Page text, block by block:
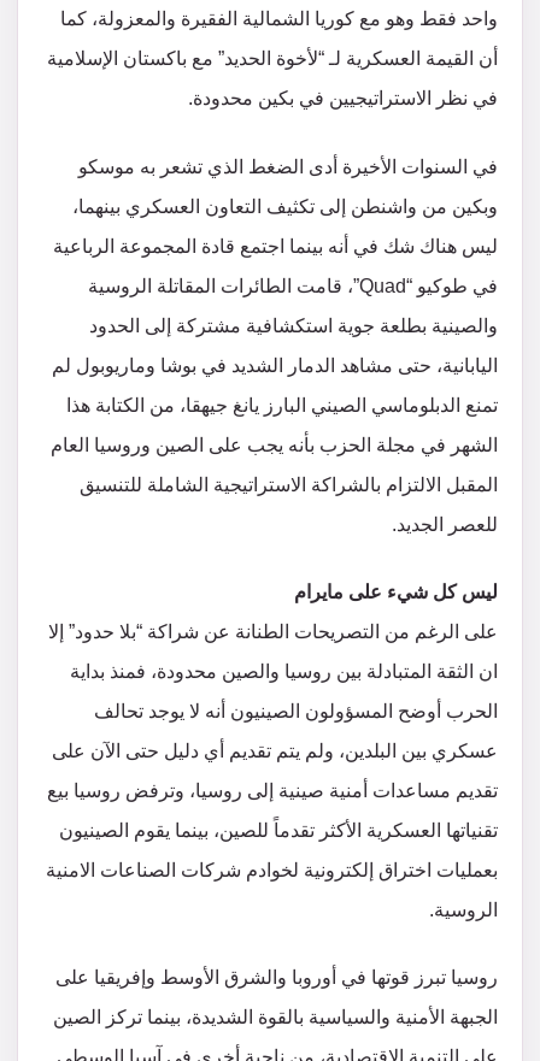
واحد فقط وهو مع كوريا الشمالية الفقيرة والمعزولة، كما
أن القيمة العسكرية لـ “لأخوة الحديد” مع باكستان الإسلامية
في نظر الاستراتيجيين في بكين محدودة.
في السنوات الأخيرة أدى الضغط الذي تشعر به موسكو
وبكين من واشنطن إلى تكثيف التعاون العسكري بينهما،
ليس هناك شك في أنه بينما اجتمع قادة المجموعة الرباعية
في طوكيو “Quad”، قامت الطائرات المقاتلة الروسية
والصينية بطلعة جوية استكشافية مشتركة إلى الحدود
اليابانية، حتى مشاهد الدمار الشديد في بوشا وماريوبول لم
تمنع الدبلوماسي الصيني البارز يانغ جيهقا، من الكتابة هذا
الشهر في مجلة الحزب بأنه يجب على الصين وروسيا العام
المقبل الالتزام بالشراكة الاستراتيجية الشاملة للتنسيق
للعصر الجديد.
ليس كل شيء على مايرام
على الرغم من التصريحات الطنانة عن شراكة “بلا حدود” إلا
ان الثقة المتبادلة بين روسيا والصين محدودة، فمنذ بداية
الحرب أوضح المسؤولون الصينيون أنه لا يوجد تحالف
عسكري بين البلدين، ولم يتم تقديم أي دليل حتى الآن على
تقديم مساعدات أمنية صينية إلى روسيا، وترفض روسيا بيع
تقنياتها العسكرية الأكثر تقدماً للصين، بينما يقوم الصينيون
بعمليات اختراق إلكترونية لخوادم شركات الصناعات الامنية
الروسية.
روسيا تبرز قوتها في أوروبا والشرق الأوسط وإفريقيا على
الجبهة الأمنية والسياسية بالقوة الشديدة، بينما تركز الصين
على التنمية الاقتصادية، من ناحية أخرى في آسيا الوسطى